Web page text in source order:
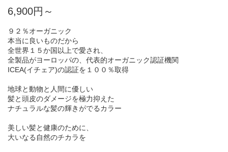
6,900円～
９２％オーガニック
本当に良いものだから
全世界１５か国以上で愛され、
全製品がヨーロッパの、代表的オーガニック認証機関
ICEA(イチェア)の認証を１００％取得
地球と動物と人間に優しい
髪と頭皮のダメージを極力抑えた
ナチュラルな髪の輝きがでるカラー
美しい髪と健康のために、
大いなる自然のチカラを